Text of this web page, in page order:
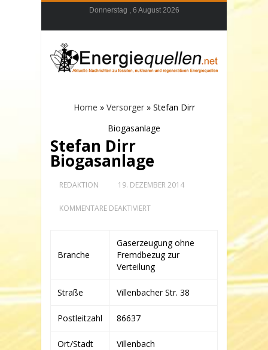
Donnerstag , 6 August 2026
Home » Versorger» Stefan Dirr
Biogasanlage
Stefan Dirr
Biogasanlage
REDAKTION 19. DEZEMBER 2014
KOMMENTARE DEAKTIVIERTFÜR
Branche
Gaserzeugung ohne
Fremdbezug zur
Verteilung
Straße Villenbacher Str. 38
Postleitzahl 86637
Ort/Stadt Villenbach